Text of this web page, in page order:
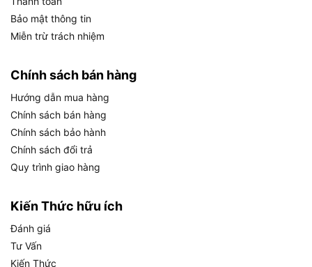
trọng lượng chỉ 150g, dễ cầm nắm và mang
theo.
sử dụng lâu dài trong điều kiện khắc nghiệt.
Tính năng nổi bật
Khả năng chống tia lửa: Sử dụng hợp kim đồng-
beri hoặc nhôm đồng, giảm thiểu nguy cơ cháy
nổ xuống mức tối đa.
chuẩn xác, ôm sát bu lông 10mm, hạn chế trượt
Khả năng chịu lực: Chịu được lực xoắn lớn mà
không bị biến dạng, đảm bảo hiệu suất làm việc
Bảo mật thông tin
Miễn trừ trách nhiệm
Chính sách bán hàng
Hướng dẫn mua hàng
Chính sách bán hàng
Chính sách bảo hành
Chính sách đổi trả
Quy trình giao hàng
Kiến Thức hữu ích
Đánh giá
Tư Vấn
Kiến Thức